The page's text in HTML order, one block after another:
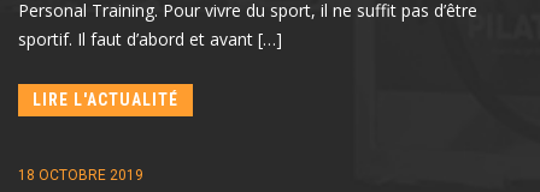
Personal Training. Pour vivre du sport, il ne suffit pas d’être
sportif. Il faut d’abord et avant […]
LIRE L'ACTUALITÉ
18 OCTOBRE 2019